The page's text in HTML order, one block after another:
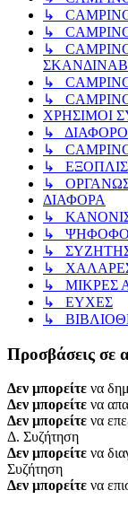
↳
↳
↳
↳
↳
ΧΡΗΣΙΜΟΙ
↳
↳
↳
↳
ΔΙΑΦΟΡΑ
↳
↳
↳
↳
↳ ΜΙΚΡΕΣ
↳ ΕΥΧΕΣ
↳
Προσβάσεις σε
Δεν μπορείτε να
Δεν μπορείτε να
Δεν μπορείτε να
Δ. Συζήτηση
Δεν μπορείτε να
Συζήτηση
Δεν μπορείτε να